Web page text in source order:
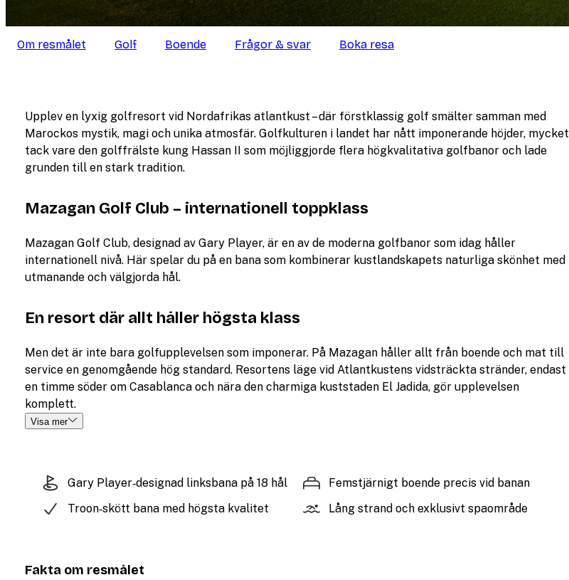
Om resmålet Golf Boende Frågor & svar Boka resa
Upplev en lyxig golfresort vid Nordafrikas atlantkust – där förstklassig golf smälter samman med
Marockos mystik, magi och unika atmosfär. Golfkulturen i landet har nått imponerande höjder, mycket
tack vare den golffrälste kung Hassan II som möjliggjorde flera högkvalitativa golfbanor och lade
grunden till en stark tradition.
Mazagan Golf Club – internationell toppklass
Mazagan Golf Club, designad av Gary Player, är en av de moderna golfbanor som idag håller
internationell nivå. Här spelar du på en bana som kombinerar kustlandskapets naturliga skönhet med
utmanande och välgjorda hål.
En resort där allt håller högsta klass
Men det är inte bara golfupplevelsen som imponerar. På Mazagan håller allt från boende och mat till
service en genomgående hög standard. Resortens läge vid Atlantkustens vidsträckta stränder, endast
en timme söder om Casablanca och nära den charmiga kuststaden El Jadida, gör upplevelsen
komplett.
Visa mer
Gary Player‑designad linksbana på 18 hål
Femstjärnigt boende precis vid banan
Troon‑skött bana med högsta kvalitet
Lång strand och exklusivt spaområde
Fakta om resmålet